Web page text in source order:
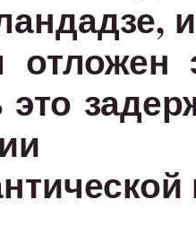
это